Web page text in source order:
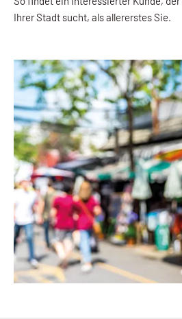
Ihrer Stadt sucht, als allererstes Sie.